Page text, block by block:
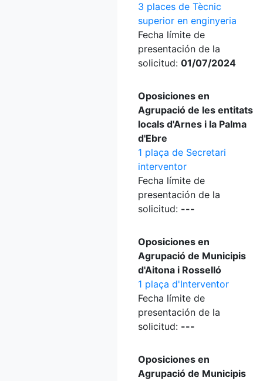
3 places de Tècnic
superior en enginyeria
Fecha límite de
presentación de la
solicitud: 01/07/2024
Oposiciones en
Agrupació de les entitats
locals d'Arnes i la Palma
d'Ebre
1 plaça de Secretari
interventor
Fecha límite de
presentación de la
solicitud: ---
Oposiciones en
Agrupació de Municipis
d'Aitona i Rosselló
1 plaça d'Interventor
Fecha límite de
presentación de la
solicitud: ---
Oposiciones en
Agrupació de Municipis